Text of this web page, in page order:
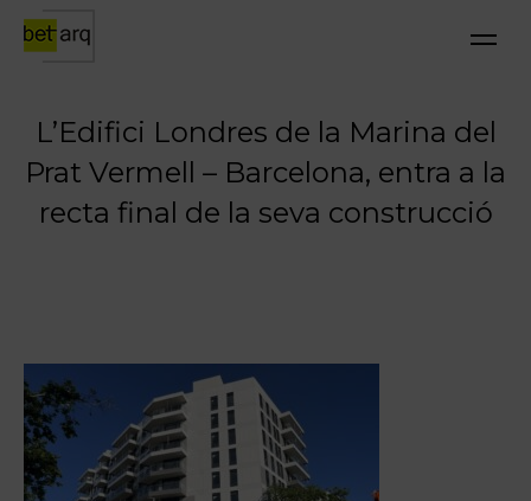
L’Edifici Londres de la Marina del
Prat Vermell – Barcelona, entra a la
recta final de la seva construcció